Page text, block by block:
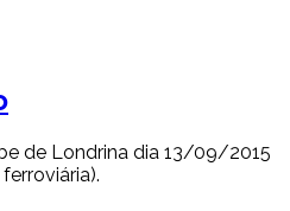
de Londrina dia 13/09/2015